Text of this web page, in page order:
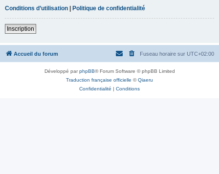
Conditions d’utilisation | Politique de confidentialité
Inscription
Accueil du forum Fuseau horaire sur UTC+02:00
Développé parphpBB® Forum Software © phpBB Limited
Traduction française officielle ©Qiaeru
Confidentialité | Conditions